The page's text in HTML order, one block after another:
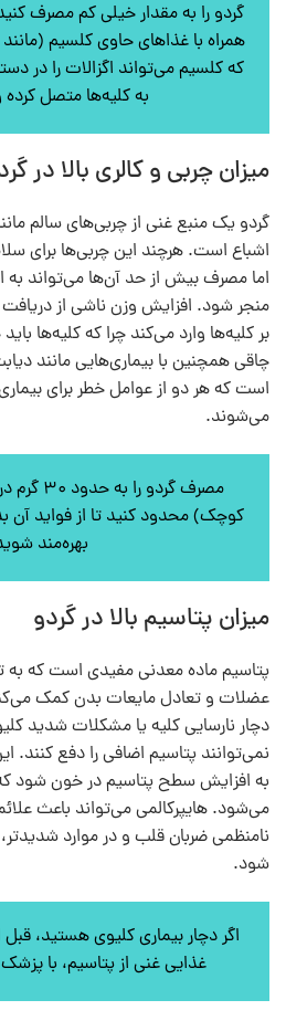
گردو را به مقدار خیلی کم مصرف
همراه با غذاهای حاوی کلسیم (مانند
که کلسیم می‌تواند اگزالات را در
به کلیه‌ها متصل
میزان چربی و کالری بالا در
اشباع است. هرچند این چربی‌ها برای
اما مصرف بیش از حد آن‌ها می‌تواند به
منجر شود. افزایش وزن ناشی از دریافت
بر کلیه‌ها وارد می‌کند چرا که کلیه‌ها
چاقی همچنین با بیماری‌هایی مانند
است که هر دو از عوامل خطر برای
می‌شوند.
مصرف
کوچک) محدود کنید تا از فواید آن
بهره‌مند
میزان پتاسیم بالا در گردو
پتاسیم ماده معدنی مفیدی است که به
عضلات و تعادل مایعات بدن کمک
دچار نارسایی کلیه یا مشکلات شدید
نمی‌توانند پتاسیم اضافی را دفع
به افزایش سطح پتاسیم در خون شود که
می‌شود. هایپرکالمی می‌تواند باعث
نامنظمی ضربان قلب و در موارد
شود.
اگر دچار بیماری کلیوی هستید،
غذایی غنی از پتاسیم، با